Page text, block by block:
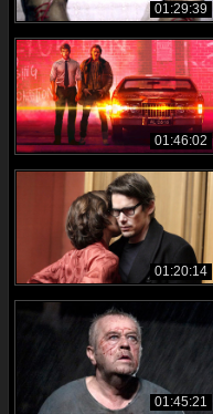
01:29:39
01:46:02
01:20:14
01:45:21